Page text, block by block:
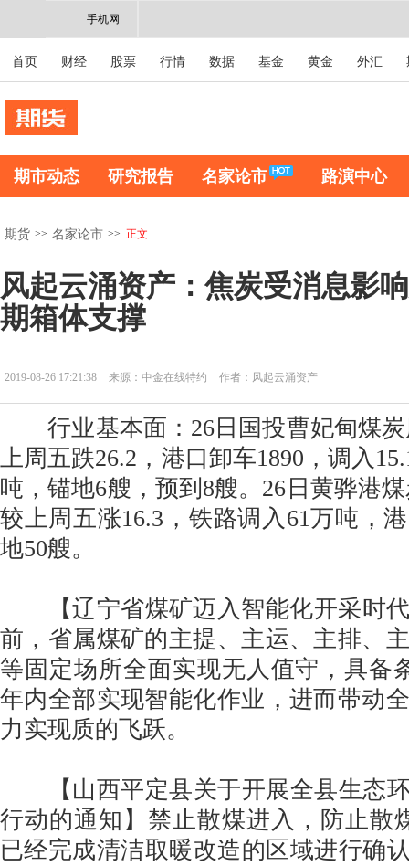
手机网
首页 财经 股票 行情 数据 基金 黄金 外汇
期市动态 研究报告 名家论市 路演中心
期货 >> 名家论市 >> 正文
风起云涌资产：焦炭受消息影
期箱体支撑
2019-08-26 17:21:38 来源：中金在线特约 作者：风起云涌资产
行业基本面：26日国投曹妃甸煤炭
上周五跌26.2，港口卸车1890，调入
吨，锚地6艘，预到8艘。26日黄骅港
较上周五涨16.3，铁路调入61万吨，
地50艘。
【辽宁省煤矿迈入智能化开采时代
前，省属煤矿的主提、主运、主排、
等固定场所全面实现无人值守，具备
年内全部实现智能化作业，进而带动
力实现质的飞跃。
【山西平定县关于开展全县生态环
行动的通知】禁止散煤进入，防止散
已经完成清洁取暖改造的区域进行确